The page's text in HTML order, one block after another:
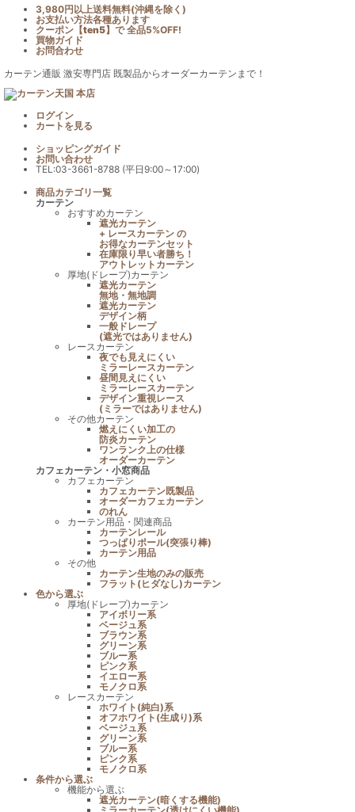
3,980円以上送料無料(沖縄を除く)
お支払い方法各種あります
クーポン【ten5】で全品5%OFF!
買物ガイド
お問合わせ
カーテン通販 激安専門店 既製品からオーダーカーテンまで！
ログイン
カート を見る
ショッピングガイド
お問い合わせ
TEL:03-3661-8788 (平日9:00～17:00)
商品カテゴリ一覧
カーテン
おすすめカーテン
遮光カーテン
+ レースカーテン の
お得なカーテンセット
在庫限り早い者勝ち！
アウトレットカーテン
厚地(ドレープ)カーテン
遮光カーテン
無地・無地調
遮光カーテン
デザイン柄
一般ドレープ
(遮光ではありません)
レースカーテン
夜でも見えにくい
ミラーレースカーテン
昼間見えにくい
ミラーレースカーテン
デザイン重視レース
(ミラーではありません)
その他カーテン
燃えにくい加工の
防炎カーテン
ワンランク上の仕様
オーダーカーテン
カフェカーテン・小窓商品
カフェカーテン
カフェカーテン既製品
オーダーカフェカーテン
のれん
カーテン用品・関連商品
カーテンレール
つっぱりポール(突張り棒)
カーテン用品
その他
カーテン生地のみの販売
フラット(ヒダなし)カーテン
色から選ぶ
厚地(ドレープ)カーテン
アイボリー系
ベージュ系
ブラウン系
グリーン系
ブルー系
ピンク系
イエロー系
モノクロ系
レースカーテン
ホワイト(純白)系
オフホワイト(生成り)系
ベージュ系
グリーン系
ブルー系
ピンク系
モノクロ系
条件から選ぶ
機能から選ぶ
遮光カーテン(暗くする機能)